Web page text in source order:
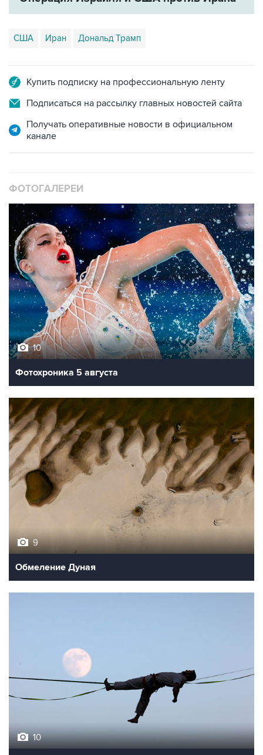
США Иран Дональд Трамп
Подписаться на рассылку главных новостей сайта
Получать оперативные новости в официальном
канале
10
Фотохроника 5 августа
Обмеление Дуная
Лучшие фото недели